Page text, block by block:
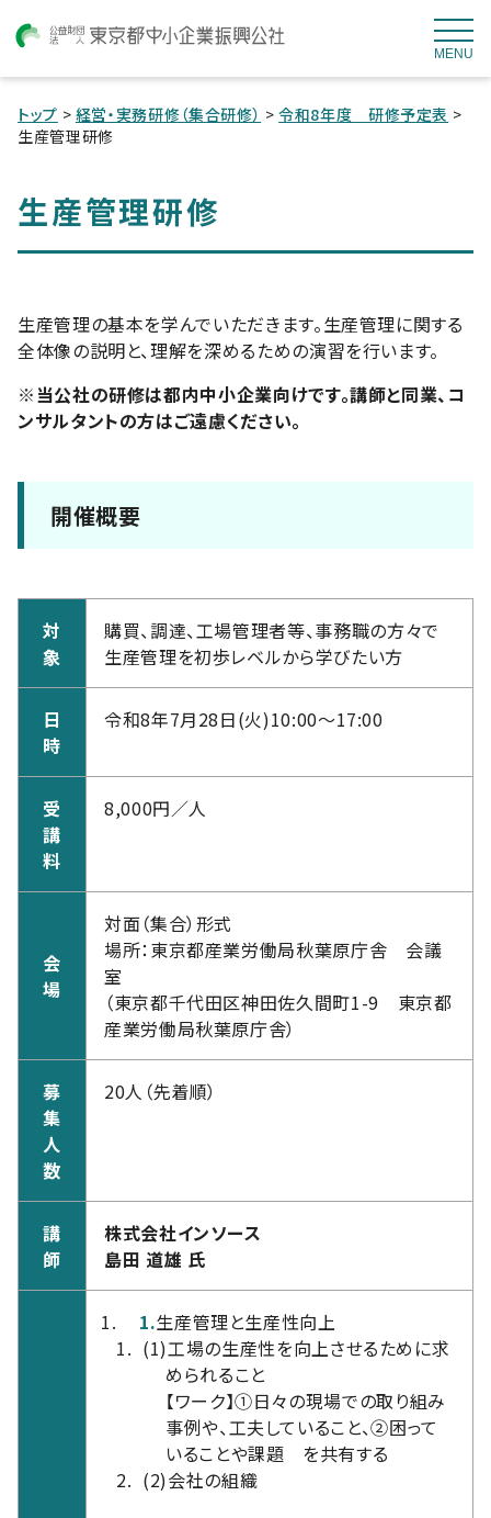
MENU
トップ > 経営・実務研修（集合研修） >令和8年度 研修予定表 >
生産管理研修
生産管理研修
生産管理の基本を学んでいただきます。生産管理に関する
全体像の説明と、理解を深めるための演習を行います。
※当公社の研修は都内中小企業向けです。講師と同業、コ
ンサルタントの方はご遠慮ください。
開催概要
対
象
購買、調達、工場管理者等、事務職の方々で
生産管理を初歩レベルから学びたい方
日
時
令和8年7月28日(火)10:00～17:00
受
講
料
8,000円／人
会
場
対面（集合）形式
場所：東京都産業労働局秋葉原庁舎 会議
室
（東京都千代田区神田佐久間町1-9 東京都
産業労働局秋葉原庁舎）
募
集
人
数
20人（先着順）
講
師
株式会社インソース
島田 道雄 氏
1.生産管理と生産性向上
(1)工場の生産性を向上させるために求
められること
【ワーク】①日々の現場での取り組み
事例や、工夫していること、②困って
いることや課題 を共有する
(2)会社の組織